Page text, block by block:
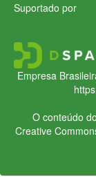
Suportado por
Empresa
O conteúdo
Creative